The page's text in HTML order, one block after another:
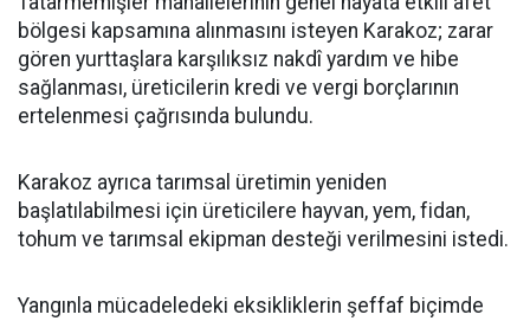
bölgesi kapsamına alınmasını isteyen Karakoz; zarar
gören yurttaşlara karşılıksız nakdî yardım ve hibe
sağlanması, üreticilerin kredi ve vergi borçlarının
ertelenmesi çağrısında bulundu.
Karakoz ayrıca tarımsal üretimin yeniden
başlatılabilmesi için üreticilere hayvan, yem, fidan,
tohum ve tarımsal ekipman desteği verilmesini istedi.
Yangınla mücadeledeki eksikliklerin şeffaf biçimde